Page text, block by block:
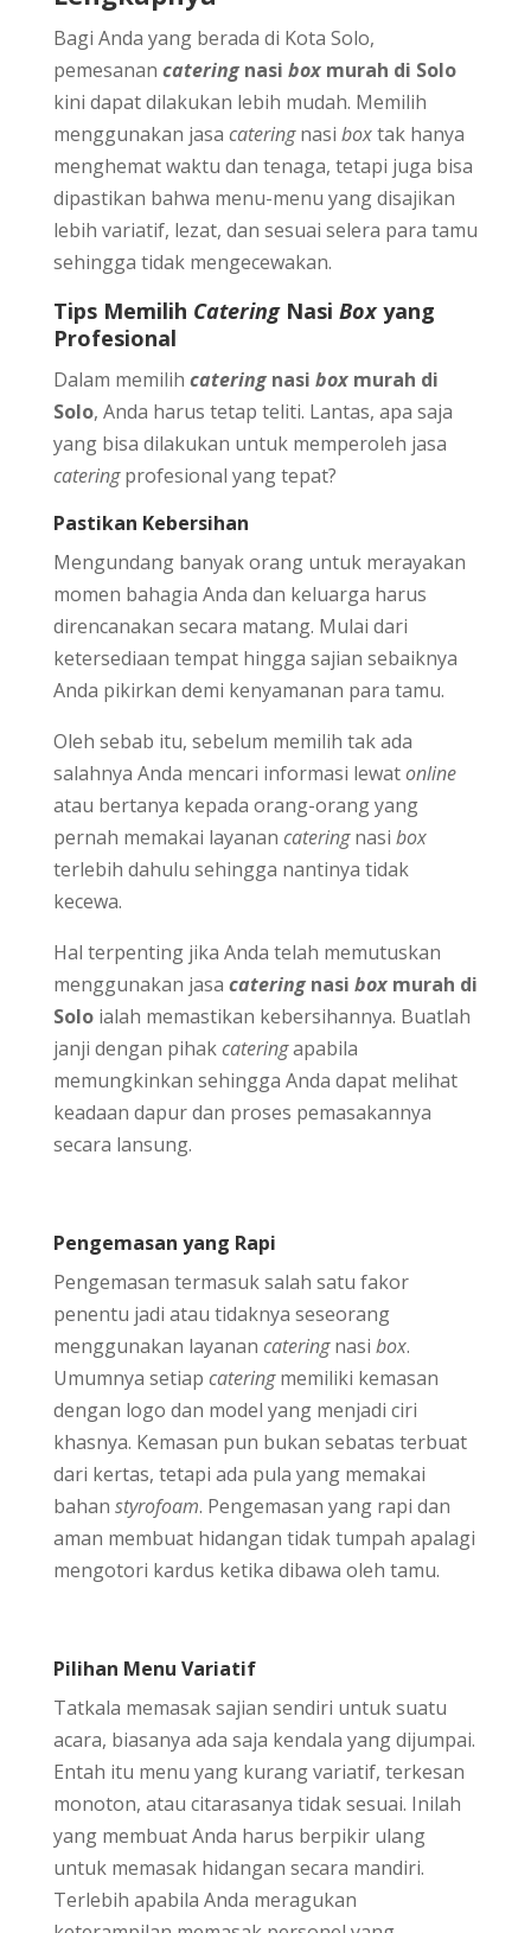
Bagi Anda yang berada di Kota Solo,
pemesanan cateringnasi boxmurah di Solo
kini dapat dilakukan lebih mudah. Memilih
menggunakan jasa cateringnasi boxtak hanya
menghemat waktu dan tenaga, tetapi juga bisa
dipastikan bahwa menu-menu yang disajikan
lebih variatif, lezat, dan sesuai selera para tamu
sehingga tidak mengecewakan.
Tips Memilih CateringNasi Boxyang
Profesional
Dalam memilih cateringnasi box murah di
Solo, Anda harus tetap teliti. Lantas, apa saja
yang bisa dilakukan untuk memperoleh jasa
cateringprofesional yang tepat?
Pastikan Kebersihan
Mengundang banyak orang untuk merayakan
momen bahagia Anda dan keluarga harus
direncanakan secara matang. Mulai dari
ketersediaan tempat hingga sajian sebaiknya
Anda pikirkan demi kenyamanan para tamu.
Oleh sebab itu, sebelum memilih tak ada
salahnya Anda mencari informasi lewatonline
atau bertanya kepada orang-orang yang
pernah memakai layanan cateringnasi box
terlebih dahulu sehingga nantinya tidak
kecewa.
Hal terpenting jika Anda telah memutuskan
menggunakan jasa cateringnasi boxmurah di
Soloialah memastikan kebersihannya. Buatlah
janji dengan pihakcateringapabila
memungkinkan sehingga Anda dapat melihat
keadaan dapur dan proses pemasakannya
secara lansung.
Pengemasan yang Rapi
Pengemasan termasuk salah satu fakor
penentu jadi atau tidaknya seseorang
menggunakan layanan cateringnasi box.
Umumnya setiap cateringmemiliki kemasan
dengan logo dan model yang menjadi ciri
khasnya. Kemasan pun bukan sebatas terbuat
dari kertas, tetapi ada pula yang memakai
bahan styrofoam. Pengemasan yang rapi dan
aman membuat hidangan tidak tumpah apalagi
mengotori kardus ketika dibawa oleh tamu.
Pilihan Menu Variatif
Tatkala memasak sajian sendiri untuk suatu
acara, biasanya ada saja kendala yang dijumpai.
Entah itu menu yang kurang variatif, terkesan
monoton, atau citarasanya tidak sesuai. Inilah
yang membuat Anda harus berpikir ulang
untuk memasak hidangan secara mandiri.
Terlebih apabila Anda meragukan